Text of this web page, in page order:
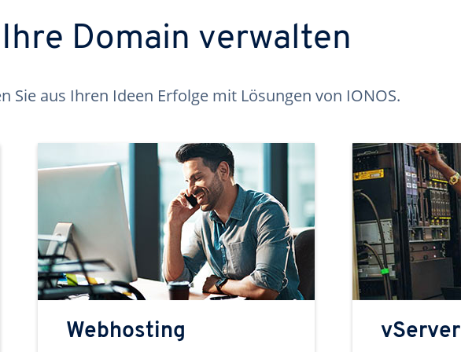
Ihre Domain verwalten
Sie aus Ihren Ideen Erfolge mit Lösungen von IONOS.
Webhosting vServer